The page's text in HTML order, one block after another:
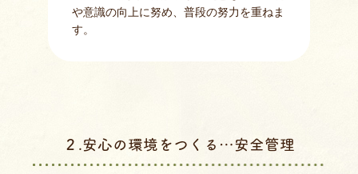
や意識の向上に努め、普段の努力を重ねま
す。
２.安心の環境をつくる…安全管理